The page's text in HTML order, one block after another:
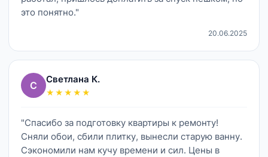
это понятно."
20.06.2025
С Светлана К.
★★★★★
"Спасибо за подготовку квартиры к ремонту!
Сняли обои, сбили плитку, вынесли старую ванну.
Сэкономили нам кучу времени и сил. Цены в